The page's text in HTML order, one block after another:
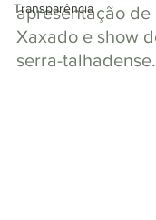
Transparência
apresentação de
Xaxado e show
serra-talhadense.